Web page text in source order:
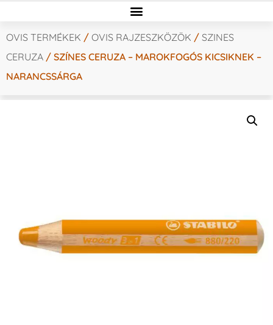
OVIS TERMÉKEK / OVIS RAJZESZKÖZÖK / SZINES
CERUZA / SZÍNES CERUZA – MAROKFOGÓS KICSIKNEK –
NARANCSSÁRGA